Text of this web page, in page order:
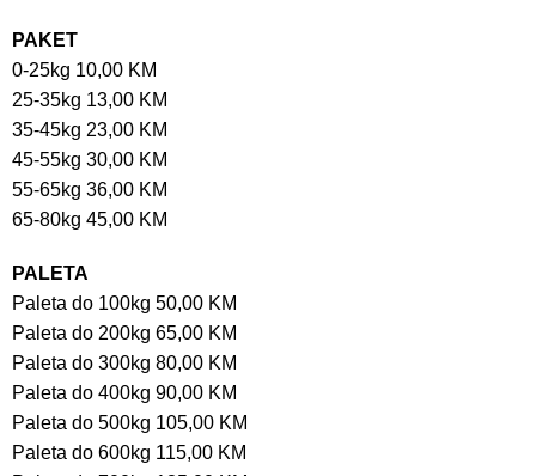
PAKET
0-25kg 10,00 KM
25-35kg 13,00 KM
35-45kg 23,00 KM
45-55kg 30,00 KM
55-65kg 36,00 KM
65-80kg 45,00 KM
PALETA
Paleta do 100kg 50,00 KM
Paleta do 200kg 65,00 KM
Paleta do 300kg 80,00 KM
Paleta do 400kg 90,00 KM
Paleta do 500kg 105,00 KM
Paleta do 600kg 115,00 KM